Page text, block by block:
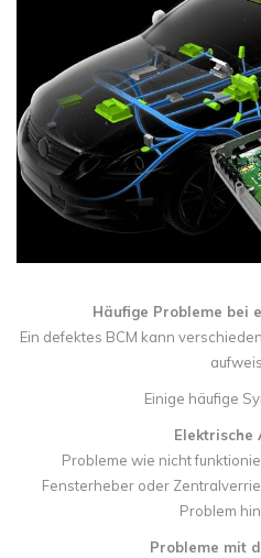
Häufige Probleme bei
Ein defektes BCM kann
Einige häufige
Elektrische
Probleme wie nicht
Fensterheber oder
Problem
Probleme mit